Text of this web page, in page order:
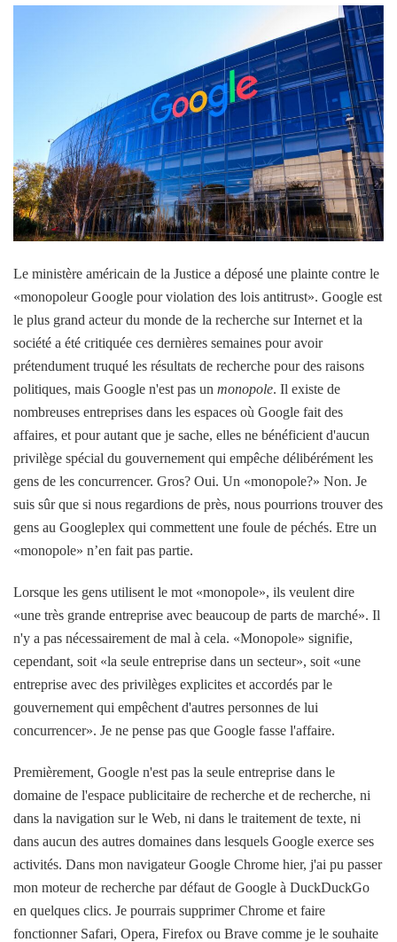
Le ministère américain de la Justice a déposé une plainte contre le
«monopoleur Google pour violation des lois antitrust». Google est
le plus grand acteur du monde de la recherche sur Internet et la
société a été critiquée ces dernières semaines pour avoir
prétendument truqué les résultats de recherche pour des raisons
politiques, mais Google n'est pas un monopole. Il existe de
nombreuses entreprises dans les espaces où Google fait des
affaires, et pour autant que je sache, elles ne bénéficient d'aucun
privilège spécial du gouvernement qui empêche délibérément les
gens de les concurrencer. Gros? Oui. Un «monopole?» Non. Je
suis sûr que si nous regardions de près, nous pourrions trouver des
gens au Googleplex qui commettent une foule de péchés. Etre un
«monopole» n’en fait pas partie.
Lorsque les gens utilisent le mot «monopole», ils veulent dire
«une très grande entreprise avec beaucoup de parts de marché». Il
n'y a pas nécessairement de mal à cela. «Monopole» signifie,
cependant, soit «la seule entreprise dans un secteur», soit «une
entreprise avec des privilèges explicites et accordés par le
gouvernement qui empêchent d'autres personnes de lui
concurrencer». Je ne pense pas que Google fasse l'affaire.
Premièrement, Google n'est pas la seule entreprise dans le
domaine de l'espace publicitaire de recherche et de recherche, ni
dans la navigation sur le Web, ni dans le traitement de texte, ni
dans aucun des autres domaines dans lesquels Google exerce ses
activités. Dans mon navigateur Google Chrome hier, j'ai pu passer
mon moteur de recherche par défaut de Google à DuckDuckGo
en quelques clics. Je pourrais supprimer Chrome et faire
fonctionner Safari, Opera, Firefox ou Brave comme je le souhaite